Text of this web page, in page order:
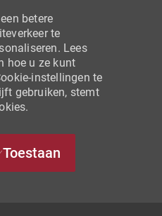
betere
te
Lees
hoe u ze kunt
instellingen te
gebruiken, stemt
Toestaan